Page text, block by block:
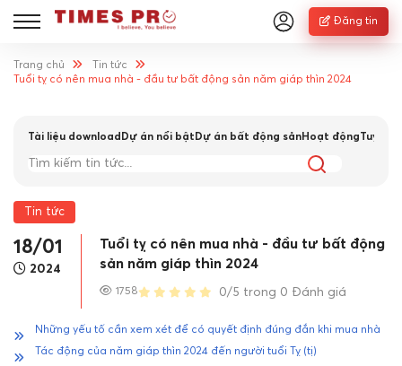
Đăng tin
Trang chủ
Tin tức
Tuổi tỵ có nên mua nhà - đầu tư bất động sản năm giáp thìn 2024
Tài liệu download Dự án nổi bật Dự án bất động sảnHoạt độngTuyển
Tin tức
18/01
2024
Tuổi tỵ có nên mua nhà - đầu tư bất động
sản năm giáp thìn 2024
1758 0/5 trong 0 Đánh giá
Những yếu tố cần xem xét để có quyết định đúng đắn khi mua nhà
Tác động của năm giáp thìn 2024 đến người tuổi Tỵ (tị)